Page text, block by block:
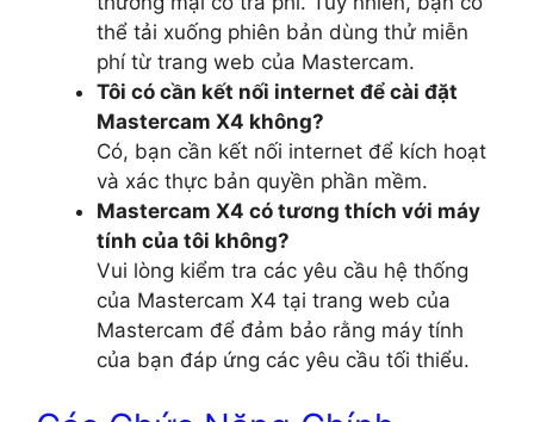
thể tải xuống phiên bản dùng thử miễn
phí từ trang web của Mastercam.
Tôi có cần kết nối internet để cài đặt
Mastercam X4 không?
Có, bạn cần kết nối internet để kích hoạt
và xác thực bản quyền phần mềm.
Mastercam X4 có tương thích với máy
tính của tôi không?
Vui lòng kiểm tra các yêu cầu hệ thống
của Mastercam X4 tại trang web của
Mastercam để đảm bảo rằng máy tính
của bạn đáp ứng các yêu cầu tối thiểu.